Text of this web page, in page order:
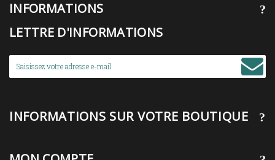
INFORMATIONS
LETTRE D'INFORMATIONS
INFORMATIONS SUR VOTRE BOUTIQUE